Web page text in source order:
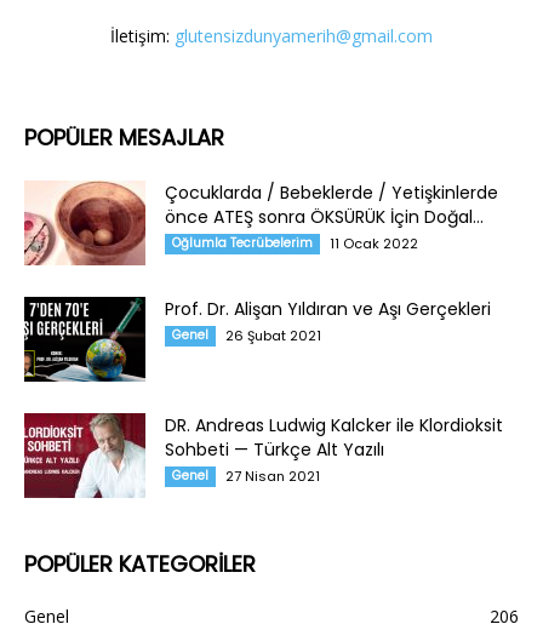
İletişim: glutensizdunyamerih@gmail.com
POPÜLER MESAJLAR
Çocuklarda / Bebeklerde / Yetişkinlerde
önce ATEŞ sonra ÖKSÜRÜK İçin Doğal...
Oğlumla Tecrübelerim 11 Ocak 2022
Prof. Dr. Alişan Yıldıran ve Aşı Gerçekleri
Genel 26 Şubat 2021
DR. Andreas Ludwig Kalcker ile Klordioksit
Sohbeti — Türkçe Alt Yazılı
Genel 27 Nisan 2021
POPÜLER KATEGORİLER
Genel 206